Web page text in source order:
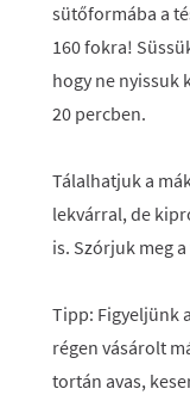
sütőformába a
160 fokra!
hogy ne nyissuk
20 percben.
Tálalhatjuk a
lekvárral, de
is. Szórjuk meg
Tipp: Figyeljünk
régen vásárolt
tortán avas,